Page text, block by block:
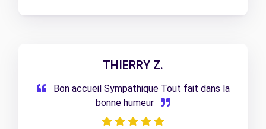
THIERRY Z.
Bon accueil Sympathique Tout fait dans la
bonne humeur